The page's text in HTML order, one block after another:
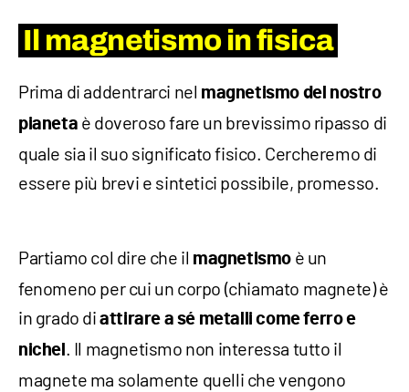
Il magnetismo in fisica
Prima di addentrarci nel magnetismo del nostro
pianeta è doveroso fare un brevissimo ripasso di
quale sia il suo significato fisico. Cercheremo di
essere più brevi e sintetici possibile, promesso.
Partiamo col dire che il magnetismo è un
fenomeno per cui un corpo (chiamato magnete) è
in grado diattirare a sé metalli come ferro e
nichel . Il magnetismo non interessa tutto il
magnete ma solamente quelli che vengono